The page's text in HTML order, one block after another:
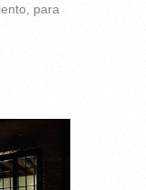
para